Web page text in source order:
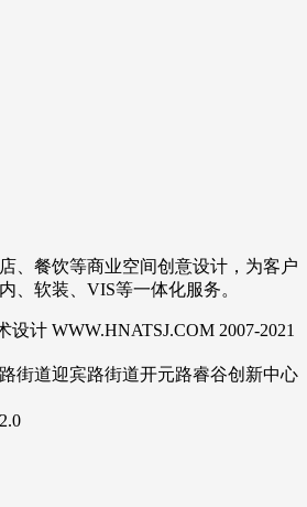
、餐饮等商业空间创意设计，为客户
、软装、VIS等一体化服务。
计 WWW.HNATSJ.COM 2007-2021
街道迎宾路街道开元路睿谷创新中心